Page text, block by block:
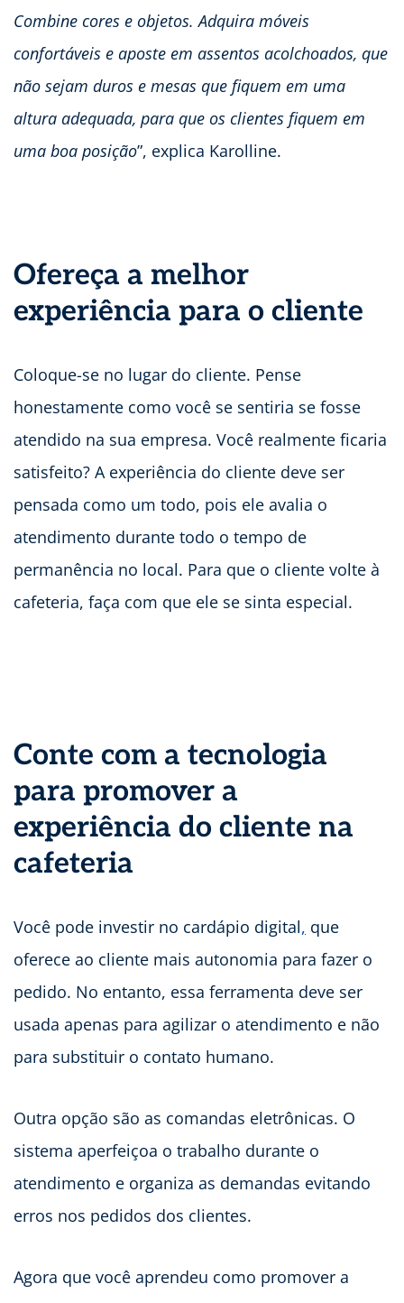
Combine cores e objetos. Adquira móveis
confortáveis e aposte em assentos acolchoados, que
não sejam duros e mesas que fiquem em uma
altura adequada, para que os clientes fiquem em
uma boa posição”, explica Karolline.
Ofereça a melhor
experiência para o cliente
Coloque-se no lugar do cliente. Pense
honestamente como você se sentiria se fosse
atendido na sua empresa. Você realmente ficaria
satisfeito? A experiência do cliente deve ser
pensada como um todo, pois ele avalia o
atendimento durante todo o tempo de
permanência no local. Para que o cliente volte à
cafeteria, faça com que ele se sinta especial.
Conte com a tecnologia
para promover a
experiência do cliente na
cafeteria
Você pode investir no cardápio digital, que
oferece ao cliente mais autonomia para fazer o
pedido. No entanto, essa ferramenta deve ser
usada apenas para agilizar o atendimento e não
para substituir o contato humano.
Outra opção são as comandas eletrônicas. O
sistema aperfeiçoa o trabalho durante o
atendimento e organiza as demandas evitando
erros nos pedidos dos clientes.
Agora que você aprendeu como promover a